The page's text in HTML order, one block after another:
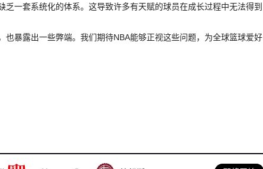
一套系统化的体系。这导致许多有天赋的球员在成长过程中无法得到
暴露出一些弊端。我们期待NBA能够正视这些问题，为全球篮球爱好